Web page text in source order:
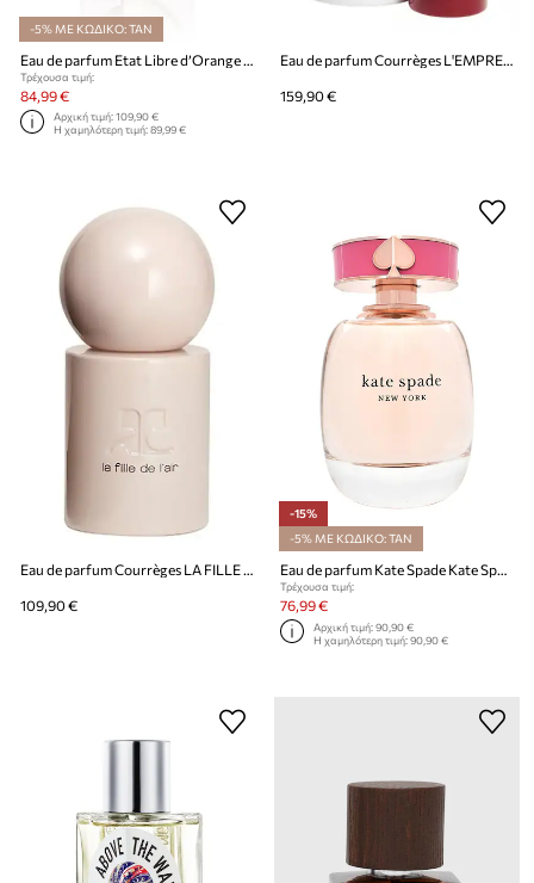
-5% ΜΕ ΚΩΔΙΚΟ: TAN
Τρέχουσα τιμή:
84,99 €
Αρχική τιμή:109,90 €
Η χαμηλότερη τιμή:89,99 €
159,90 €
Eau de parfum Courrèges LA FILLE DE L'AIR EDP 50 ML
109,90 €
-15%
-5% ΜΕ ΚΩΔΙΚΟ: TAN
Eau de parfum Kate Spade Kate Spade 100 ml
Τρέχουσα τιμή:
76,99 €
Αρχική τιμή:90,90 €
Η χαμηλότερη τιμή:90,90 €